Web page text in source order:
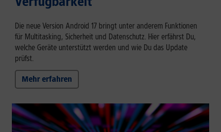
Die neue Version Android 17 bringt unter anderem Funktionen
für Multitasking, Sicherheit und Datenschutz. Hier erfährst Du,
welche Geräte unterstützt werden und wie Du das Update
prüfst.
Mehr erfahren